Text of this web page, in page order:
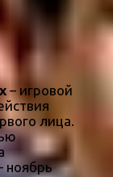
– игровой
лица.
ноябрь